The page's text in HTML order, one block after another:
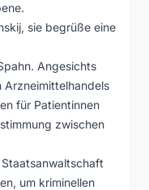
sie begrüße eine
Angesichts
Arzneimittelhandels
für Patientinnen
zwischen
um kriminellen